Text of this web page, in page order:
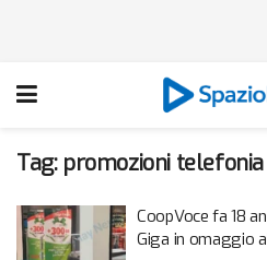
Tag: promozioni telefonia
CoopVoce fa 18
Giga in omaggio